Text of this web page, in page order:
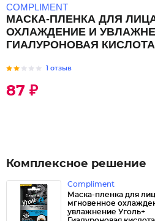
COMPLIMENT
МАСКА-ПЛЕНКА ДЛЯ
ОХЛАЖДЕНИЕ И
ГИАЛУРОНОВАЯ КИСЛОТА
1 отзыв
87 ₽
Комплексное решение
Compliment
Маска-пленка для
мгновенное
увлажнение Уголь+